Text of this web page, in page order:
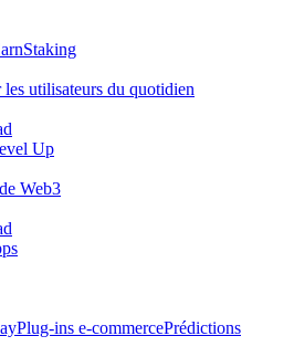
Staking
les utilisateurs du quotidien
Up
Web3
Plug-ins e-commercePrédictions